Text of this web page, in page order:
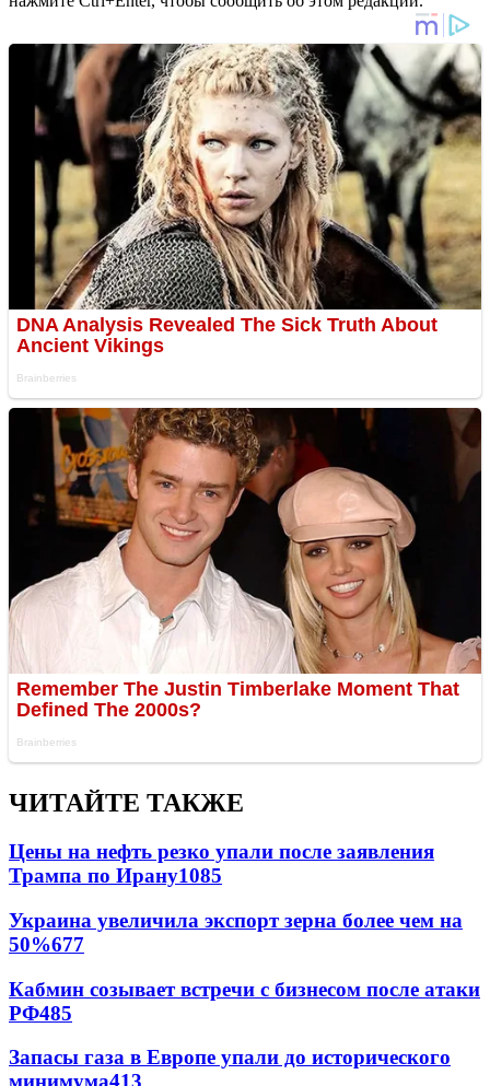
ЧИТАЙТЕ ТАКЖЕ
Цены на нефть резко упали после заявления
Трампа по Ирану1085
Украина увеличила экспорт зерна более чем на
50%677
Кабмин созывает встречи с бизнесом после атаки
РФ485
Запасы газа в Европе упали до исторического